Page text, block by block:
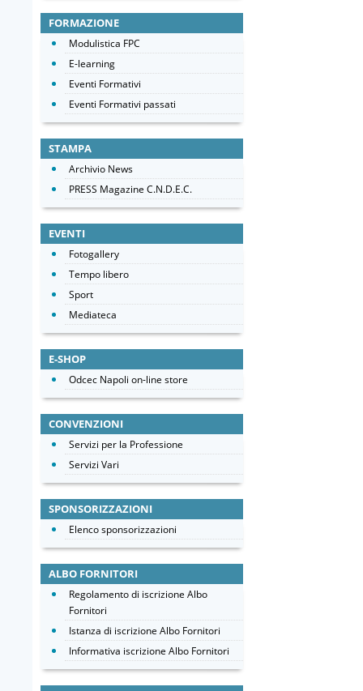
FORMAZIONE
Modulistica FPC
E-learning
Eventi Formativi
Eventi Formativi passati
STAMPA
Archivio News
PRESS Magazine C.N.D.E.C.
EVENTI
Fotogallery
Tempo libero
Sport
Mediateca
E-SHOP
Odcec Napoli on-line store
CONVENZIONI
Servizi per la Professione
Servizi Vari
SPONSORIZZAZIONI
Elenco sponsorizzazioni
ALBO FORNITORI
Regolamento di iscrizione Albo
Fornitori
Istanza di iscrizione Albo Fornitori
Informativa iscrizione Albo Fornitori